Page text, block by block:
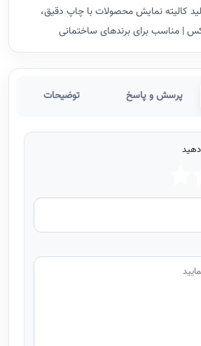
کالیته نمایش محصولات با چاپ دقیق،
| مناسب برای برندهای ساختمانی
پرسش و پاسخ توضیحات